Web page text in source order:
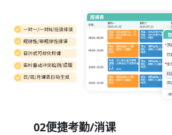
02便捷考勤/消课